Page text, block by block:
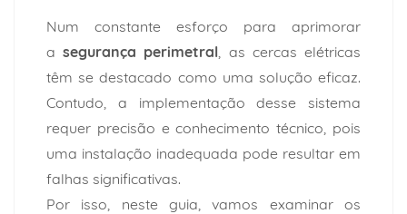
Num constante esforço para aprimorar
asegurança perimetral, as cercas elétricas
têm se destacado como uma solução eficaz.
Contudo, a implementação desse sistema
requer precisão e conhecimento técnico, pois
uma instalação inadequada pode resultar em
falhas significativas.
Por isso, neste guia, vamos examinar os